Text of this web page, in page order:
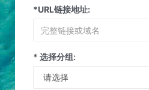
*URL链接地址:
* 选择分组: